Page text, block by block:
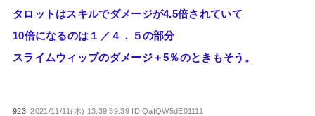
タロットはスキルでダメージが4.5倍されていて
10倍になるのは１／４．５の部分
スライムウィップのダメージ＋5％のときもそう。
923:2021/11/11(木) 13:39:39.39 ID:QafQW5dE01111